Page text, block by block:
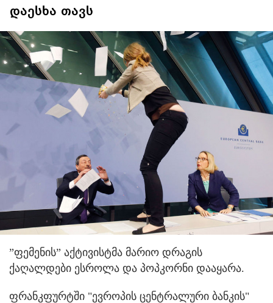
დაესხა თავს
”ფემენის” აქტივისტმა მარიო დრაგის
ქაღალდები ესროლა და პოპკორნი დააყარა.
ფრანკფურტში "ევროპის ცენტრალური ბანკის"